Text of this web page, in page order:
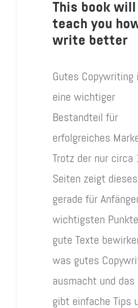
This book will
teach you
write better
Gutes Copywriting
eine wichtiger
Bestandteil für
erfolgreiches
Trotz der nur circa
Seiten zeigt
gerade für
wichtigsten
gute Texte
was gutes
ausmacht und das
gibt einfache Tips